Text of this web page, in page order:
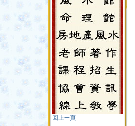
回上一頁